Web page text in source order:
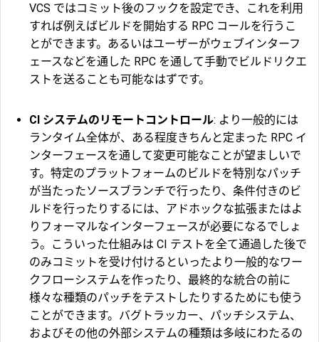
VCS ではコミット後のフックを設定でき、これを利用
すれば例えばビルドを開始する RPC コールを行うこ
とができます。あるいはユーザーがウェブインターフ
ェースなどを通した RPC を通して手動でビルドリクエ
ストを送ることも可能なはずです。
CI システムのリモートコントロール: より一般的には
ランタイム全体が、ある程度きちんと定まった RPC イ
ンターフェースを通して変更可能なことが望ましいで
す。特定のプラットフォームのビルドを特別なパッチ
が当たったソースブランチで行ったり、条件付きのビ
ルドを行ったりするには、アドホックな拡張またはよ
りフォーマルなインターフェースが必要になるでしょ
う。こういった仕組みは CI テストを全て通過した後で
のみコミットを受け付けるといったより一般的なワー
クフローシステムを作ったり、最終的な統合の前に
様々な種類のパッチをテストしたりするためにも使う
ことができます。バグトラッカー、パッチシステム、
およびその他の外部システムの種類は多岐にわたるの